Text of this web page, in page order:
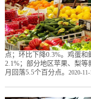
点；环比下降0.3%。鸡蛋
2.1%；部分地区苹果、梨
月回落5.5个百分点。 2020-